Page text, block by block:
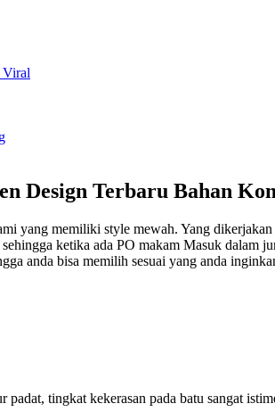
Viral
Design Terbaru Bahan
yang memiliki style mewah. Yang
ketika ada PO makam Masuk dalam
anda bisa memilih sesuai yang anda
tingkat kekerasan pada batu sangat